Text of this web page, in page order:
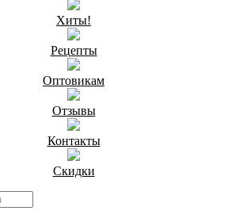
Хиты!
Рецепты
Оптовикам
Отзывы
Контакты
Скидки